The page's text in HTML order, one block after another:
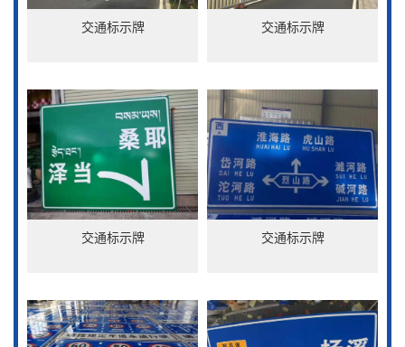
交通标示牌 交通标示牌
交通标示牌 交通标示牌